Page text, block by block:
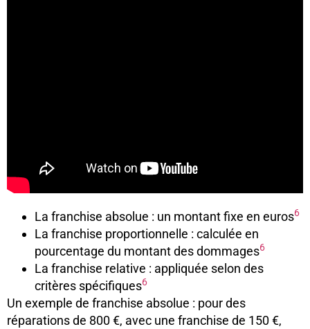
La franchise absolue : un montant fixe en euros6
La franchise proportionnelle : calculée en
pourcentage du montant des dommages6
La franchise relative : appliquée selon des
critères spécifiques6
Un exemple de franchise absolue : pour des
réparations de 800 €, avec une franchise de 150 €,